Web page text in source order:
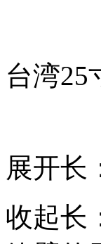
台湾25
展开长
收起长